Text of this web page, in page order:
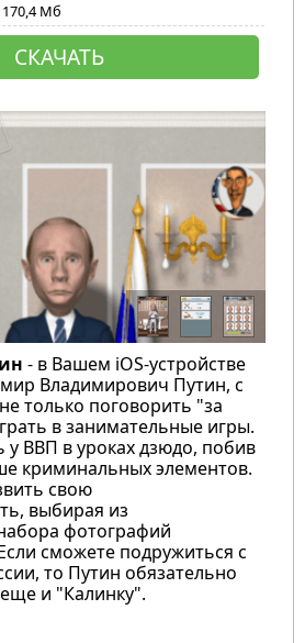
170,4 Мб
СКАЧАТЬ
- в Вашем iOS-устройстве
Владимирович Путин, с
только поговорить "за
в занимательные игры.
у ВВП в уроках дзюдо, побив
криминальных элементов.
свою
выбирая из
фотографий
сможете подружиться с
то Путин обязательно
и "Калинку".